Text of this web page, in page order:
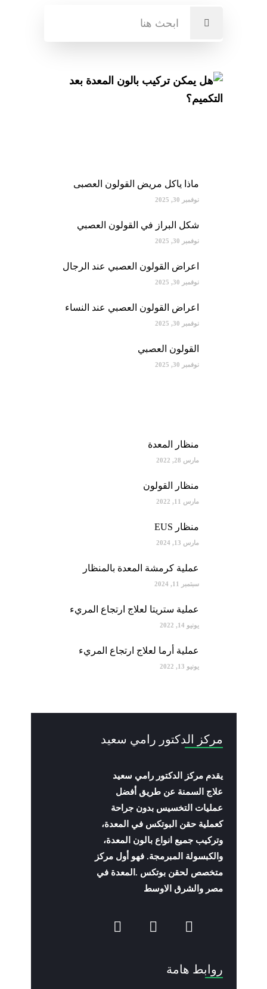
ماذا ياكل مريض القولون العصبى
نوفمبر 30, 2025
شكل البراز في القولون العصبي
نوفمبر 30, 2025
اعراض القولون العصبي عند الرجال
نوفمبر 30, 2025
اعراض القولون العصبي عند النساء
نوفمبر 30, 2025
القولون العصبي
نوفمبر 30, 2025
منظار المعدة
مارس 28, 2022
منظار القولون
مارس 11, 2022
منظار EUS
مارس 13, 2024
عملية كرمشة المعدة بالمنظار
سبتمبر 11, 2024
عملية ستريتا لعلاج ارتجاع المريء
يونيو 14, 2022
عملية أرما لعلاج ارتجاع المريء
يونيو 13, 2022
مركز الدكتور رامي سعيد
يقدم مركز الدكتور رامي سعيد
علاج السمنة عن طريق أفضل
عمليات التخسيس بدون جراحة
كعملية حقن البوتكس في المعدة،
وتركيب جميع انواع بالون المعدة،
والكبسولة المبرمجة. فهو أول مركز
متخصص لحقن بوتكس .المعدة في
مصر والشرق الاوسط
روابط هامة